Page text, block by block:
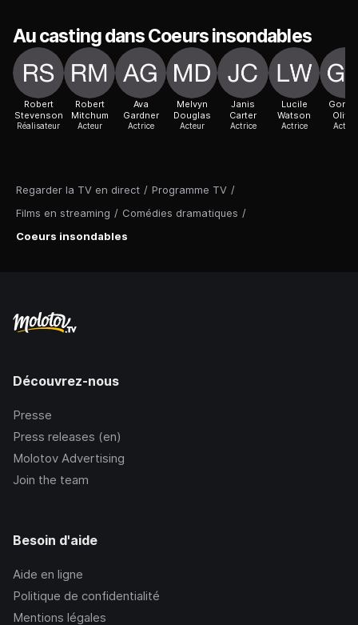
Regarder la TV en direct / Programme TV /
Films en streaming / Comédies dramatiques /
Coeurs insondables
Au casting dans Coeurs insondables
Robert
Stevenson
Réalisateur
Robert
Mitchum
Acteur
Ava
Gardner
Actrice
Melvyn
Douglas
Acteur
Janis
Carter
Actrice
Lucile
Watson
Actrice
Oliver
Acteur
Découvrez-nous
Presse
Press releases (en)
Molotov Advertising
Join the team
Besoin d'aide
Aide en ligne
Politique de confidentialité
Mentions légales